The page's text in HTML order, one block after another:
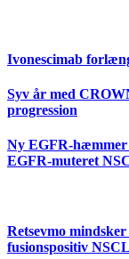
Ivonescimab
Syv år med
progression
Ny EGFR-
EGFR-muteret
Retsevmo
fusionspositiv